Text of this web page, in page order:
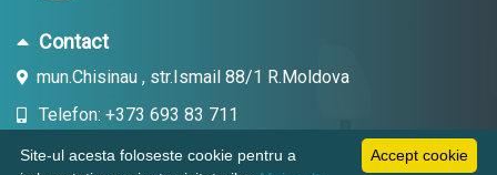
Contact
mun.Chisinau , str.Ismail 88/1 R.Moldova
Telefon: +373 693 83 711
Email: topdent.technic@gmail.com
Accept cookie
Site-ul acesta foloseste cookie pentru a